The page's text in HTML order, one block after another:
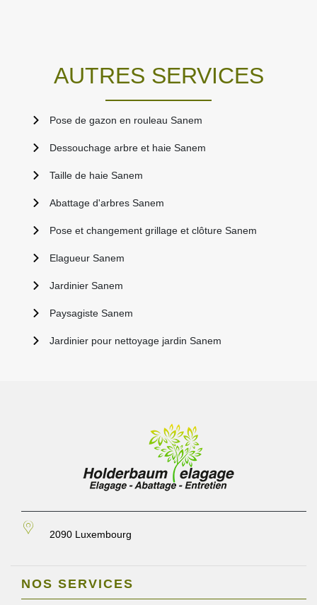
AUTRES SERVICES
Pose de gazon en rouleau Sanem
Dessouchage arbre et haie Sanem
Taille de haie Sanem
Abattage d'arbres Sanem
Pose et changement grillage et clôture Sanem
Elagueur Sanem
Jardinier Sanem
Paysagiste Sanem
Jardinier pour nettoyage jardin Sanem
2090 Luxembourg
NOS SERVICES